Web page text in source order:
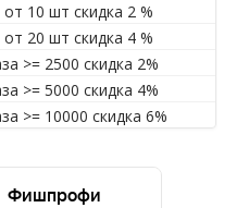
от 10 шт скидка 2 %
от 20 шт скидка 4 %
>= 2500 скидка 2%
>= 5000 скидка 4%
>= 10000 скидка 6%